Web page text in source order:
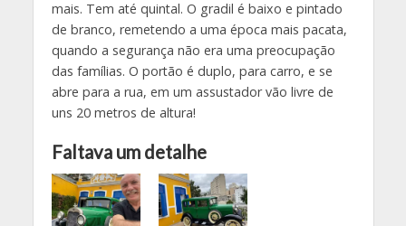
mais. Tem até quintal. O gradil é baixo e pintado
de branco, remetendo a uma época mais pacata,
quando a segurança não era uma preocupação
das famílias. O portão é duplo, para carro, e se
abre para a rua, em um assustador vão livre de
uns 20 metros de altura!
Faltava um detalhe